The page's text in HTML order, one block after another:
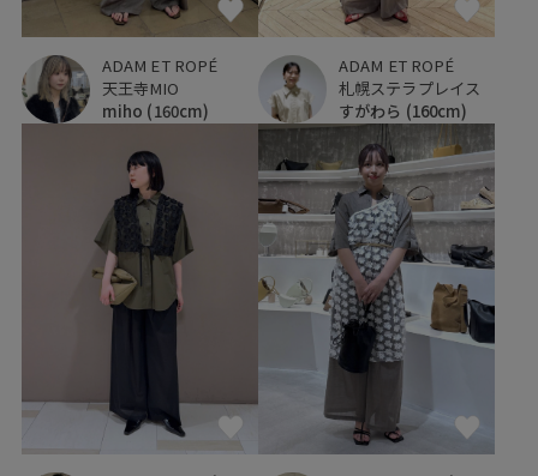
ADAM ET ROPÉ
天王寺MIO
miho (160cm)
ADAM ET ROPÉ
札幌ステラプレイス
すがわら (160cm)